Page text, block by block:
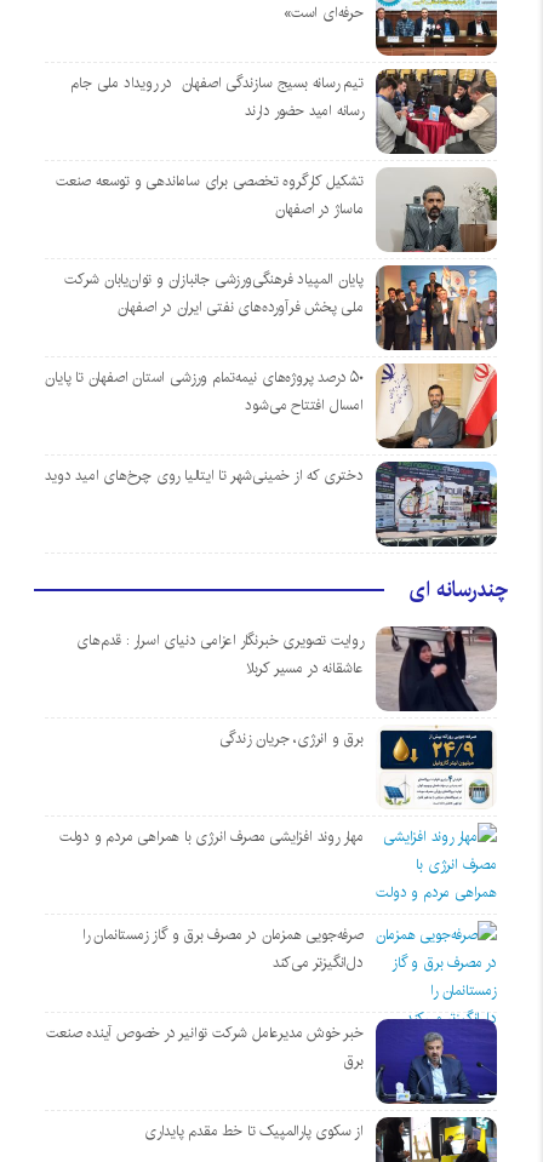
حرفه‌ای است»
تیم رسانه بسیج سازندگی اصفهان در رویداد ملی جام
رسانه امید حضور دارند
تشکیل کارگروه تخصصی برای ساماندهی و توسعه صنعت
ماساژ در اصفهان
پایان المپیاد فرهنگی‌ورزشی جانبازان و توان‌یابان شرکت
ملی پخش فرآورده‌های نفتی ایران در اصفهان
۵۰ درصد پروژه‌های نیمه‌تمام ورزشی استان اصفهان تا پایان
امسال افتتاح می‌شود
دختری که از خمینی‌شهر تا ایتالیا روی چرخ‌های امید دوید
چندرسانه ای
روایت تصویری خبرنگار اعزامی دنیای اسرار : قدم‌های
عاشقانه در مسیر کربلا
برق و انرژی، جریان زندگی
مهار روند افزایشی مصرف انرژی با همراهی مردم و دولت
صرفه‌جویی همزمان در مصرف برق و گاز زمستانمان را
دل‌انگیزتر می‌کند
خبر خوش مدیرعامل شرکت توانیر در خصوص آینده صنعت
برق
از سکوی پارالمپیک تا خط مقدم پایداری